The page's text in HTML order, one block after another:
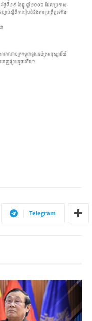
Telegram